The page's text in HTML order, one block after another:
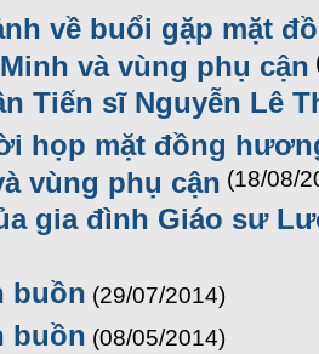
về buổi gặp mặt
và vùng phụ cận
Tiến sĩ Nguyễn Lê
họp mặt đồng
vùng phụ cận (18/08/
gia đình Giáo sư
buồn (29/07/2014)
buồn (08/05/2014)